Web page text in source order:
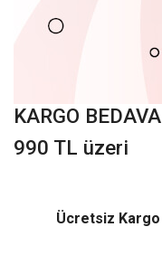
KARGO BEDAVA
990 TL üzeri
Ücretsiz Kargo